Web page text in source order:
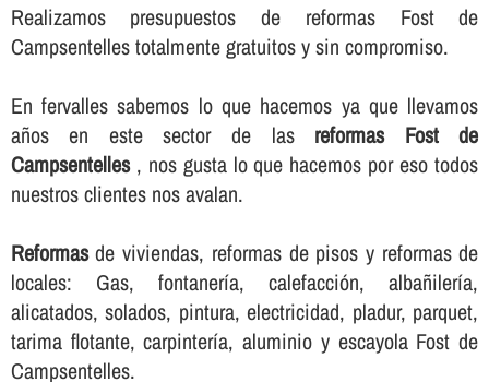
Realizamos presupuestos de reformas Fost de
Campsentelles totalmente gratuitos y sin compromiso.
En fervalles sabemos lo que hacemos ya que llevamos
años en este sector de las reformas Fost de
Campsentelles, nos gusta lo que hacemos por eso todos
nuestros clientes nos avalan.
Reformasde viviendas, reformas de pisos y reformas de
locales: Gas, fontanerí­a, calefacción, albañilerí­a,
alicatados, solados, pintura, electricidad, pladur, parquet,
tarima flotante, carpinterí­a, aluminio y escayola Fost de
Campsentelles.